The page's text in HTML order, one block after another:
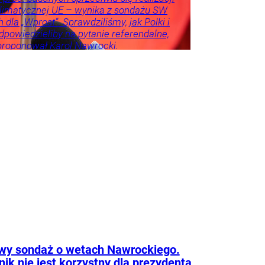
UE – wynika z sondażu SW
dla „Wprost”. Sprawdziliśmy, jak Polki i
na pytanie referendalne,
Karol Nawrocki.
sondaż o wetach Nawrockiego.